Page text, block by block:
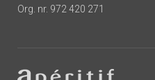
Org. nr. 972 420 271